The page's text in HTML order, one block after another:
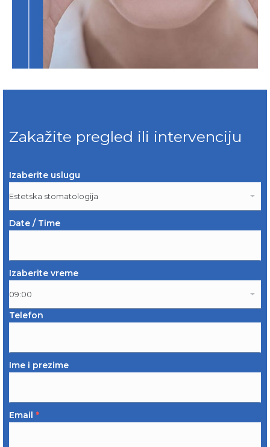
Zakažite pregled ili intervenciju
Izaberite uslugu
Date / Time
Izaberite vreme
Telefon
Ime i prezime
Email *